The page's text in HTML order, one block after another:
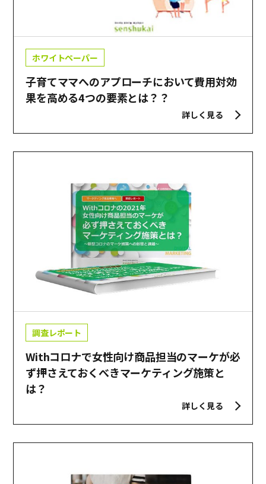
ホワイトペーパー
子育てママへのアプローチにおいて費用対効
果を高める4つの要素とは？？
詳しく見る
調査レポート
Withコロナで女性向け商品担当のマーケが必
ず押さえておくべきマーケティング施策と
は？
詳しく見る